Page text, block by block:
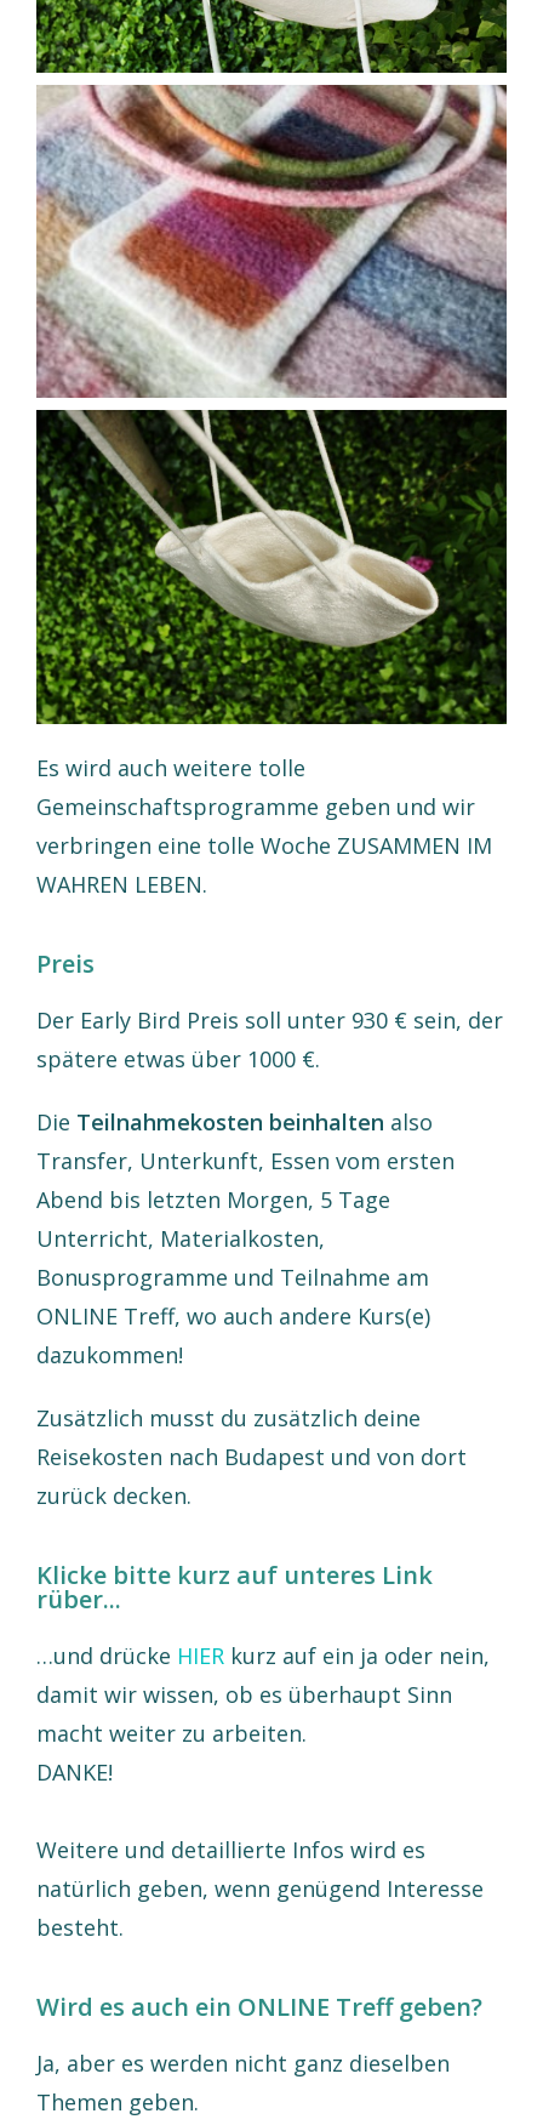
Es wird auch weitere tolle
Gemeinschaftsprogramme geben und wir
verbringen eine tolle Woche ZUSAMMEN IM
WAHREN LEBEN.
Preis
Der Early Bird Preis soll unter 930 € sein, der
spätere etwas über 1000 €.
Die Teilnahmekosten beinhalten also
Transfer, Unterkunft, Essen vom ersten
Abend bis letzten Morgen, 5 Tage
Unterricht, Materialkosten,
Bonusprogramme und Teilnahme am
ONLINE Treff, wo auch andere Kurs(e)
dazukommen!
Zusätzlich musst du zusätzlich deine
Reisekosten nach Budapest und von dort
zurück decken.
Klicke bitte kurz auf unteres Link
rüber...
…und drücke HIER kurz auf ein ja oder nein,
damit wir wissen, ob es überhaupt Sinn
macht weiter zu arbeiten.
DANKE!
Weitere und detaillierte Infos wird es
natürlich geben, wenn genügend Interesse
besteht.
Wird es auch ein ONLINE Treff geben?
Ja, aber es werden nicht ganz dieselben
Themen geben.